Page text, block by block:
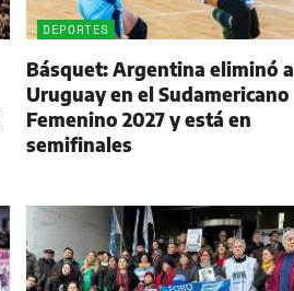
DEPORTES
Básquet: Argentina eliminó a
Uruguay en el Sudamericano
Femenino 2027 y está en
semifinales